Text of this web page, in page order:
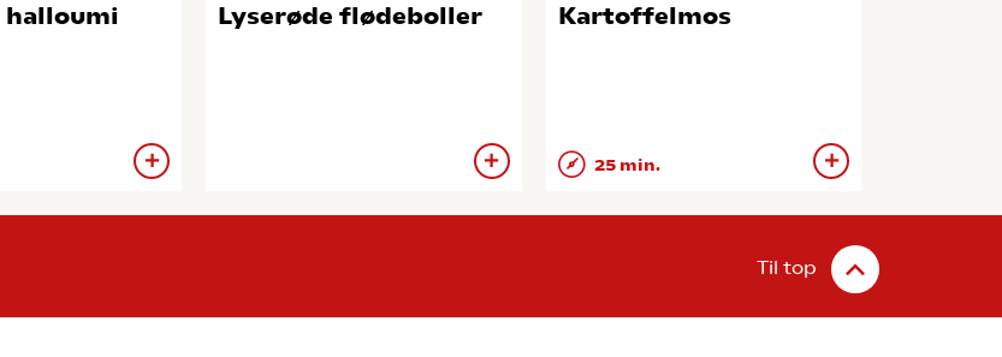
halloumi Lyserøde flødeboller Kartoffelmos
25 min.
Til top